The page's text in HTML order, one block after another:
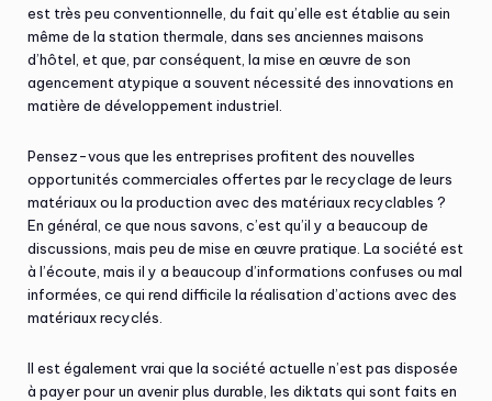
est très peu conventionnelle, du fait qu’elle est établie au sein
même de la station thermale, dans ses anciennes maisons
d’hôtel, et que, par conséquent, la mise en œuvre de son
agencement atypique a souvent nécessité des innovations en
matière de développement industriel.
Pensez-vous que les entreprises profitent des nouvelles
opportunités commerciales offertes par le recyclage de leurs
matériaux ou la production avec des matériaux recyclables ?
En général, ce que nous savons, c’est qu’il y a beaucoup de
discussions, mais peu de mise en œuvre pratique. La société est
à l’écoute, mais il y a beaucoup d’informations confuses ou mal
informées, ce qui rend difficile la réalisation d’actions avec des
matériaux recyclés.
Il est également vrai que la société actuelle n’est pas disposée
à payer pour un avenir plus durable, les diktats qui sont faits en